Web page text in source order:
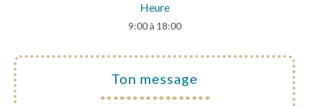
Heure
9:00 à 18:00
Ton message